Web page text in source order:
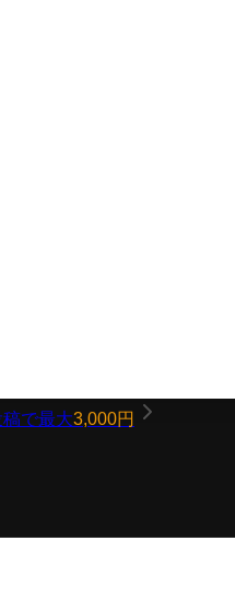
で最大3,000円